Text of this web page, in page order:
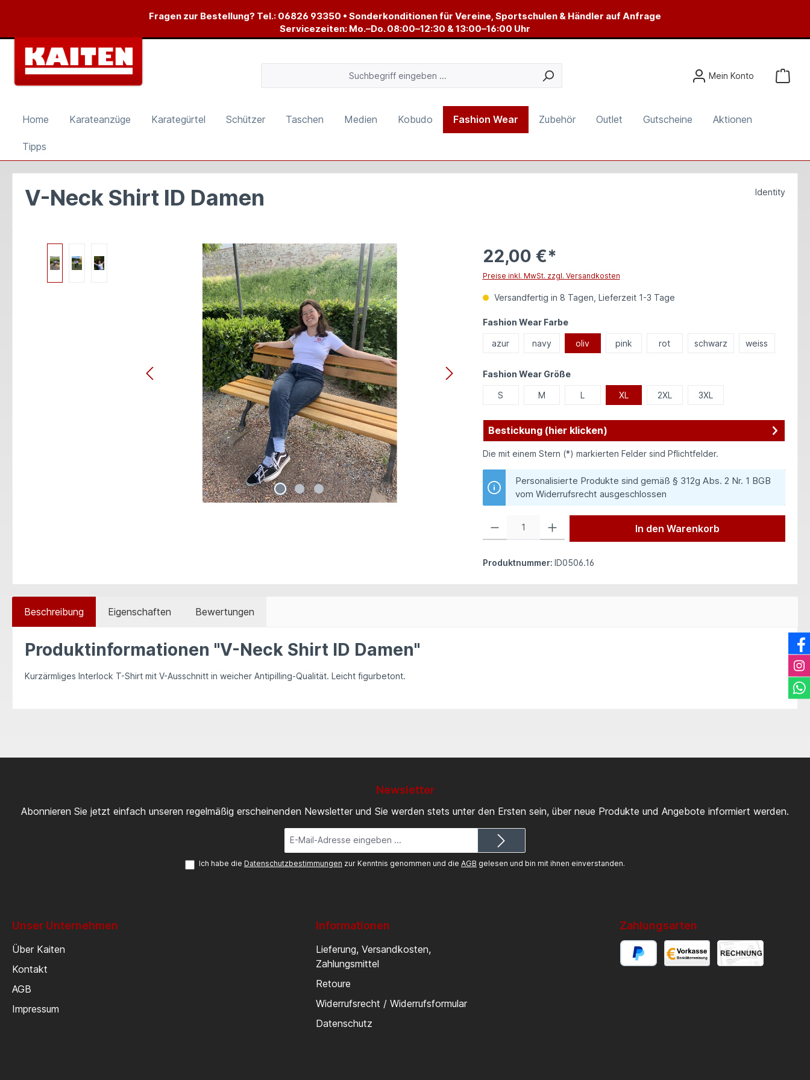
Zur Hauptnavigation springenFragen zur Bestellung? Tel.: 06826 93350 • Sonderkonditionen für Vereine, Sportschulen & Händler auf Anfrage
Servicezeiten: Mo.–Do. 08:00–12:30 & 13:00–16:00 Uhr
Mein Konto
Home Karateanzüge Karategürtel Schützer Taschen Medien Kobudo Fashion Wear Zubehör Outlet Gutscheine Aktionen
Tipps
V-Neck Shirt ID Damen Identity
22,00 €*
Preise inkl. MwSt. zzgl. Versandkosten
Versandfertig in 8 Tagen, Lieferzeit 1-3 Tage
Fashion Wear Farbeauswählen
azur navy oliv pink rot schwarz weiss
Fashion Wear Größeauswählen
S M L XL 2XL 3XL
Bestickung (hier klicken)
Die mit einem Stern (*) markierten Felder sind Pflichtfelder.
Personalisierte Produkte sind gemäß § 312g Abs. 2 Nr. 1 BGB
vom Widerrufsrecht ausgeschlossen
In den Warenkorb
Produktnummer: ID0506.16
Beschreibung Eigenschaften Bewertungen
Produktinformationen "V-Neck Shirt ID Damen"
Kurzärmliges Interlock T-Shirt mit V-Ausschnitt in weicher Antipilling-Qualität. Leicht figurbetont.
Newsletter
Abonnieren Sie jetzt einfach unseren regelmäßig erscheinenden Newsletter und Sie werden stets unter den Ersten sein, über neue Produkte und Angebote informiert werden.
Mail-
Adresse*
Ich habe die Datenschutzbestimmungen zur Kenntnis genommen und die AGB gelesen und bin mit ihnen einverstanden.
Unser Unternehmen
Über Kaiten
Kontakt
AGB
Impressum
Informationen
Lieferung, Versandkosten,
Zahlungsmittel
Retoure
Widerrufsrecht / Widerrufsformular
Datenschutz
Zahlungsarten